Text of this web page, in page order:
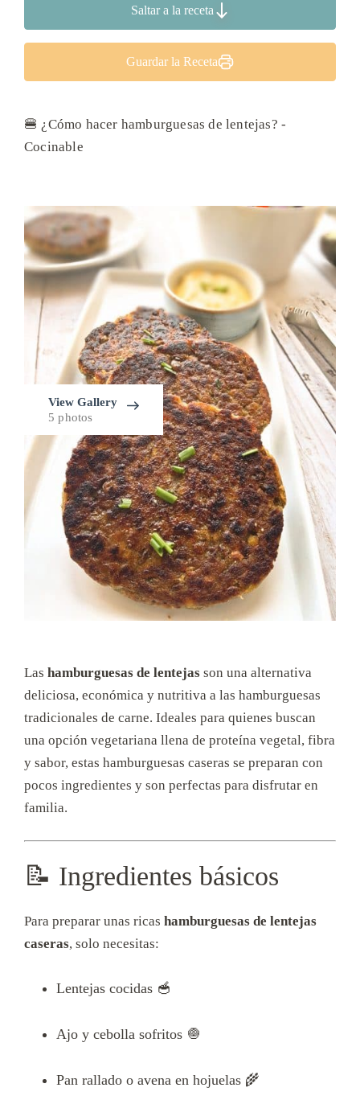
Saltar a la receta
Guardar la Receta
🍔 ¿Cómo hacer hamburguesas de lentejas? -
Cocinable
View Gallery
5 photos
Las hamburguesas de lentejas son una alternativa
deliciosa, económica y nutritiva a las hamburguesas
tradicionales de carne. Ideales para quienes buscan
una opción vegetariana llena de proteína vegetal, fibra
y sabor, estas hamburguesas caseras se preparan con
pocos ingredientes y son perfectas para disfrutar en
familia.
📝 Ingredientes básicos
Para preparar unas ricas hamburguesas de lentejas
caseras, solo necesitas:
Lentejas cocidas 🥣
Ajo y cebolla sofritos 🧅
Pan rallado o avena en hojuelas 🌾